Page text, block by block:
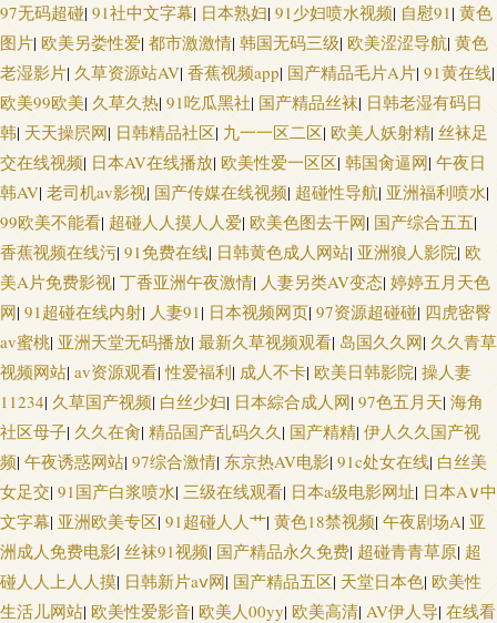
97无码超碰| 91社中文字幕| 日本熟妇| 91少妇喷水视频| 自慰91| 黄色
图片| 欧美另娄性爱| 都市激激情| 韩国无码三级| 欧美涩涩导航| 黄色
老湿影片| 久草资源站AV| 香蕉视频app| 国产精品毛片A片| 91黄在线|
欧美99欧美| 久草久热| 91吃瓜黑社| 国产精品丝袜| 日韩老湿有码日
韩| 天天操屄网| 日韩精品社区| 九一一区二区| 欧美人妖射精| 丝袜足
交在线视频| 日本AV在线播放| 欧美性爱一区区| 韩国肏逼网| 午夜日
韩AV| 老司机av影视| 国产传媒在线视频| 超碰性导航| 亚洲福利喷水|
99欧美不能看| 超碰人人摸人人爱| 欧美色图去干网| 国产综合五五|
香蕉视频在线污| 91免费在线| 日韩黄色成人网站| 亚洲狼人影院| 欧
美A片免费影视| 丁香亚洲午夜激情| 人妻另类AV变态| 婷婷五月天色
网| 91超碰在线内射| 人妻91| 日本视频网页| 97资源超碰碰| 四虎密臀
av蜜桃| 亚洲天堂无码播放| 最新久草视频观看| 岛国久久网| 久久青草
视频网站| av资源观看|性爱福利| 成人不卡| 欧美日韩影院| 操人妻
11234| 久草国产视频| 白丝少妇| 日本綜合成人网| 97色五月天| 海角
社区母子| 久久在肏| 精品国产乱码久久| 国产精精| 伊人久久国产视
频| 午夜诱惑网站| 97综合激情| 东京热AV电影| 91c处女在线| 白丝美
女足交| 91国产白浆喷水| 三级在线观看| 日本a级电影网址| 日本A∨中
文字幕| 亚洲欧美专区| 91超碰人人艹| 黄色18禁视频| 午夜剧场A| 亚
洲成人免费电影| 丝袜91视频| 国产精品永久免费| 超碰青青草原| 超
碰人人上人人摸| 日韩新片aⅴ网| 国产精品五区| 天堂日本色| 欧美性
生活儿网站| 欧美性爱影音| 欧美人00yy| 欧美高清| AV伊人导| 在线看